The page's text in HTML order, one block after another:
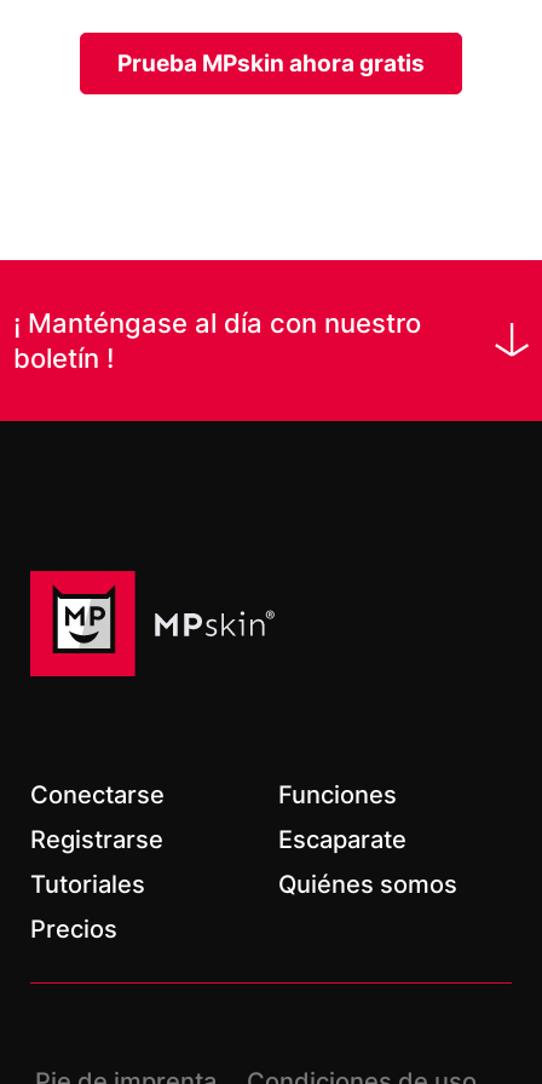
Prueba MPskin ahora gratis
¡ Manténgase al día con nuestro
boletín !
Apellido
* Campos obligatorios
Conectarse
Registrarse
Funciones
Escaparate
Tutoriales
Precios
Quiénes somos